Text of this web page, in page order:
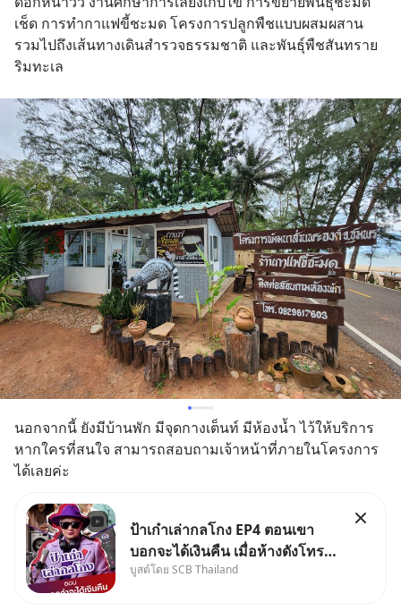
เช็ด การทำกาแฟขี้ชะมด โครงการปลูกพืชแบบผสมผสาน
รวมไปถึงเส้นทางเดินสำรวจธรรมชาติ และพันธุ์พืชสันทราย
ริมทะเล
นอกจากนี้ ยังมีบ้านพัก มีจุดกางเต็นท์ มีห้องน้ำ ไว้ให้บริการ
หากใครที่สนใจ สามารถสอบถามเจ้าหน้าที่ภายในโครงการ
ได้เลยค่ะ
ป้าเก๋าเล่ากลโกง EP4 ตอนเขา
บอกจะได้เงินคืน เมื่อห้างดังโทร
หาคุณวิยะดา แจ้งเรื่องเคลมสินค้า
บูสต์โดย SCB Thailand